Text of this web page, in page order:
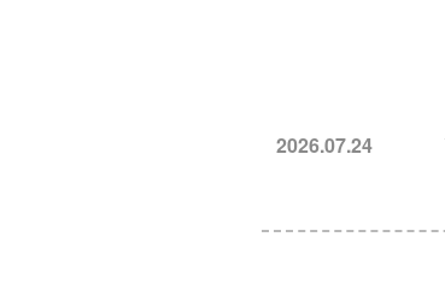
2026.07.24